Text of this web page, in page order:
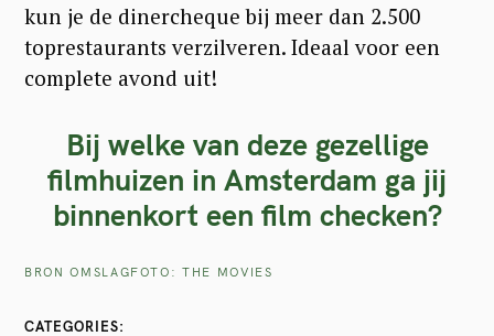
kun je de dinercheque bij meer dan 2.500
toprestaurants verzilveren. Ideaal voor een
complete avond uit!
Bij welke van deze gezellige
filmhuizen in Amsterdam ga jij
binnenkort een film checken?
BRON OMSLAGFOTO: THE MOVIES
CATEGORIES